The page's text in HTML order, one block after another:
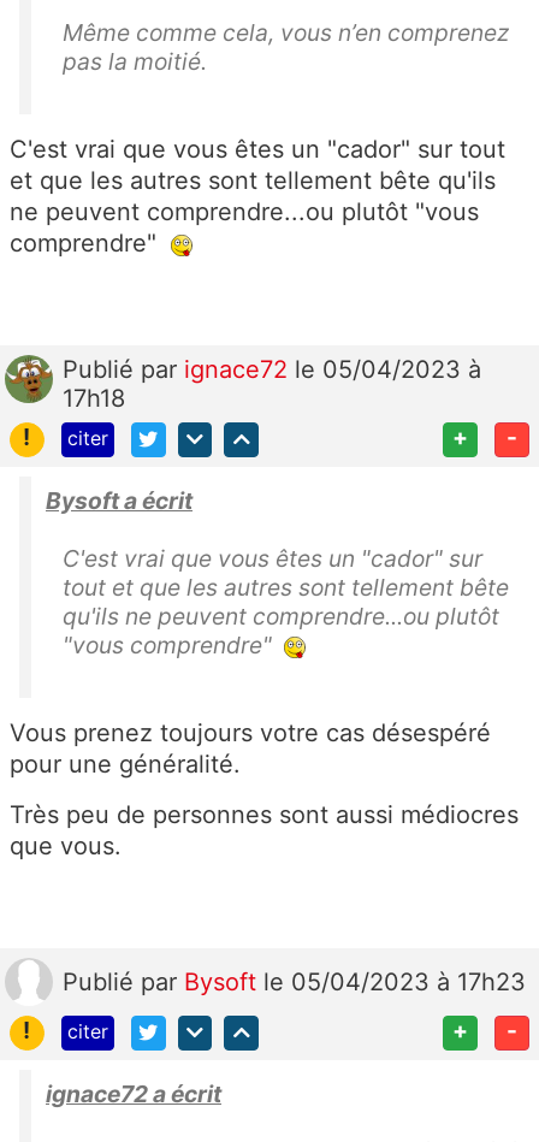
Même comme cela, vous n’en comprenez
pas la moitié.
C'est vrai que vous êtes un "cador" sur tout
et que les autres sont tellement bête qu'ils
ne peuvent comprendre...ou plutôt "vous
comprendre"
Publié par ignace72 le 05/04/2023 à
17h18
!
citer + -
Bysoft a écrit
C'est vrai que vous êtes un "cador" sur
tout et que les autres sont tellement bête
qu'ils ne peuvent comprendre...ou plutôt
"vous comprendre"
Vous prenez toujours votre cas désespéré
pour une généralité.
Très peu de personnes sont aussi médiocres
que vous.
Publié par Bysoft le 05/04/2023 à 17h23
!
citer + -
ignace72 a écrit